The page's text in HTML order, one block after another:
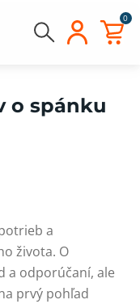
0
o spánku
a
života. O
a odporúčaní, ale
prvý pohľad